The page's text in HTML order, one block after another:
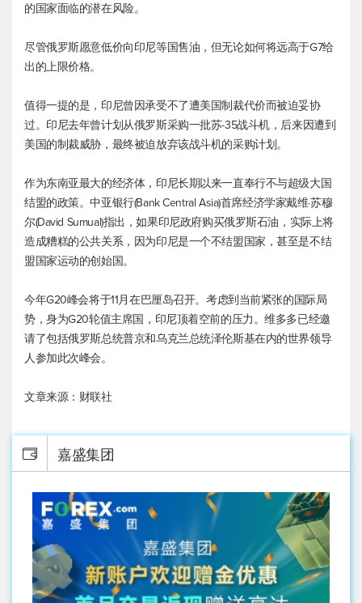
的国家面临的潜在风险。
尽管俄罗斯愿意低价向印尼等国售油，但无论如何将远高于G7给
出的上限价格。
值得一提的是，印尼曾因承受不了遭美国制裁代价而被迫妥协
过。印尼去年曾计划从俄罗斯采购一批苏-35战斗机，后来因遭到
美国的制裁威胁，最终被迫放弃该战斗机的采购计划。
作为东南亚最大的经济体，印尼长期以来一直奉行不与超级大国
结盟的政策。中亚银行(Bank Central Asia)首席经济学家戴维·苏穆
尔(David Sumual)指出，如果印尼政府购买俄罗斯石油，实际上将
造成糟糕的公共关系，因为印尼是一个不结盟国家，甚至是不结
盟国家运动的创始国。
今年G20峰会将于11月在巴厘岛召开。考虑到当前紧张的国际局
势，身为G20轮值主席国，印尼顶着空前的压力。维多多已经邀
请了包括俄罗斯总统普京和乌克兰总统泽伦斯基在内的世界领导
人参加此次峰会。
文章来源：财联社
嘉盛集团